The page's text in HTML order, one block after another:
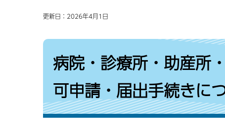
更新日：2026年4月1日
病院・診療所・助産所
可申請・届出手続きに